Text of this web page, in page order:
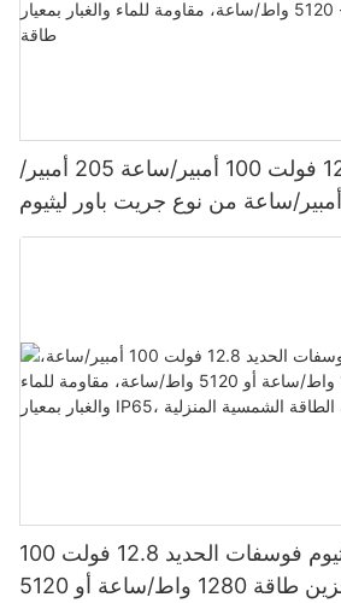
بطارية فوكستك 12.8 فولت 100 أمبير/ساعة 205 أمبير/
ساعة 314 أمبير/ساعة من نوع جريت باور ليثيوم
فوسفات الحديد 1280 واط/ساعة - 5120 واط/ساعة،
بطارية فوكستك ليثيوم فوسفات الحديد 12.8 فولت 100
أمبير/ساعة، سعة تخزين طاقة 1280 واط/ساعة أو 5120